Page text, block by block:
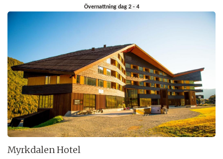
Övernattning dag 2 - 4
Myrkdalen Hotel